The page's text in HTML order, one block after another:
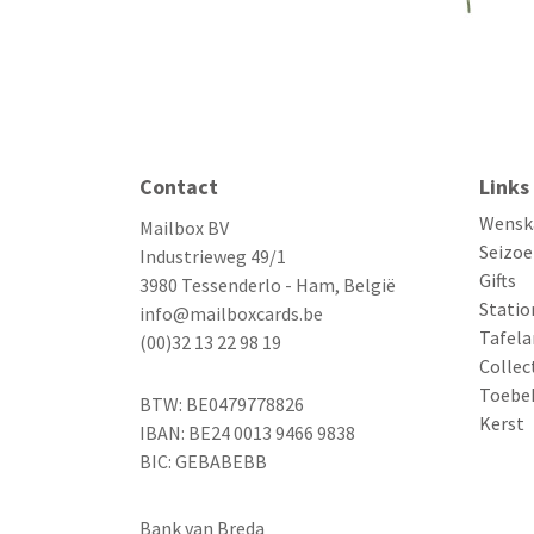
Contact
Mailbox BV
Industrieweg 49/1
3980 Tessenderlo - Ham, België
info@mailboxcards.be
(00)32 13 22 98 19
BTW: BE0479778826
IBAN: BE24 0013 9466 9838
BIC: GEBABEBB
Bank van Breda
Links
Gifts
Kerst